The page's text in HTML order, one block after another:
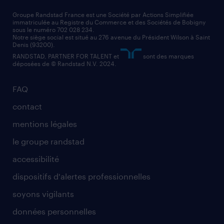
assistant administratif
comptable
nos cabinets de recrutement
FAQ
contact
mentions légales
le groupe randstad
accessibilité
dispositifs d'alertes professionnelles
soyons vigilants
données personnelles
Groupe Randstad France est une Société par Actions Simplifiée
immatriculée au Registre du Commerce et des Sociétés de Bobigny
sous le numéro 702 028 234.
Notre siège social est situé au 276 avenue du Président Wilson à Saint
Denis (93200).
RANDSTAD, PARTNER FOR TALENT et
sont des marques
déposées de © Randstad N.V. 2024.